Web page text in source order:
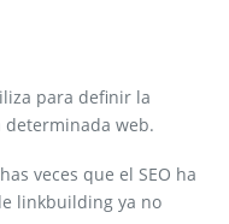
para definir la
determinada web.
veces que el SEO ha
linkbuilding ya no